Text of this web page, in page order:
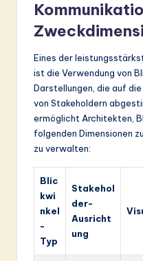
Eines der
ist die Verwendung von
Darstellungen, die auf
von Stakeholdern
ermöglicht Architekten,
folgenden Dimensionen
zu verwalten:
Blic
kwi
nkel
-
Typ
Stakehol
der-
Ausricht
ung